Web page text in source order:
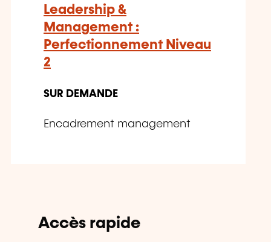
Leadership &
Management :
Perfectionnement Niveau
2
SUR DEMANDE
Encadrement management
Accès rapide